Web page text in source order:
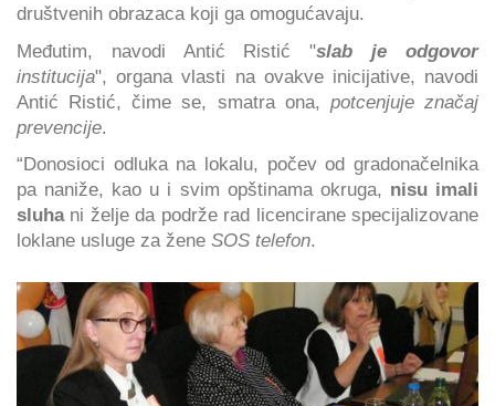
društvenih obrazaca koji ga omogućavaju.
Međutim, navodi Antić Ristić "slab je odgovor
institucija", organa vlasti na ovakve inicijative, navodi
Antić Ristić, čime se, smatra ona, potcenjuje značaj
prevencije.
“Donosioci odluka na lokalu, počev od gradonačelnika
pa naniže, kao u i svim opštinama okruga, nisu imali
sluhani želje da podrže rad licencirane specijalizovane
loklane usluge za žene SOS telefon.